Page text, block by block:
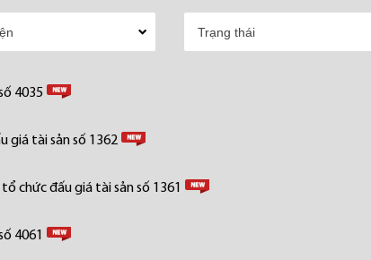
4035
giá tài sản số 1362
chức đấu giá tài sản số 1361
4061